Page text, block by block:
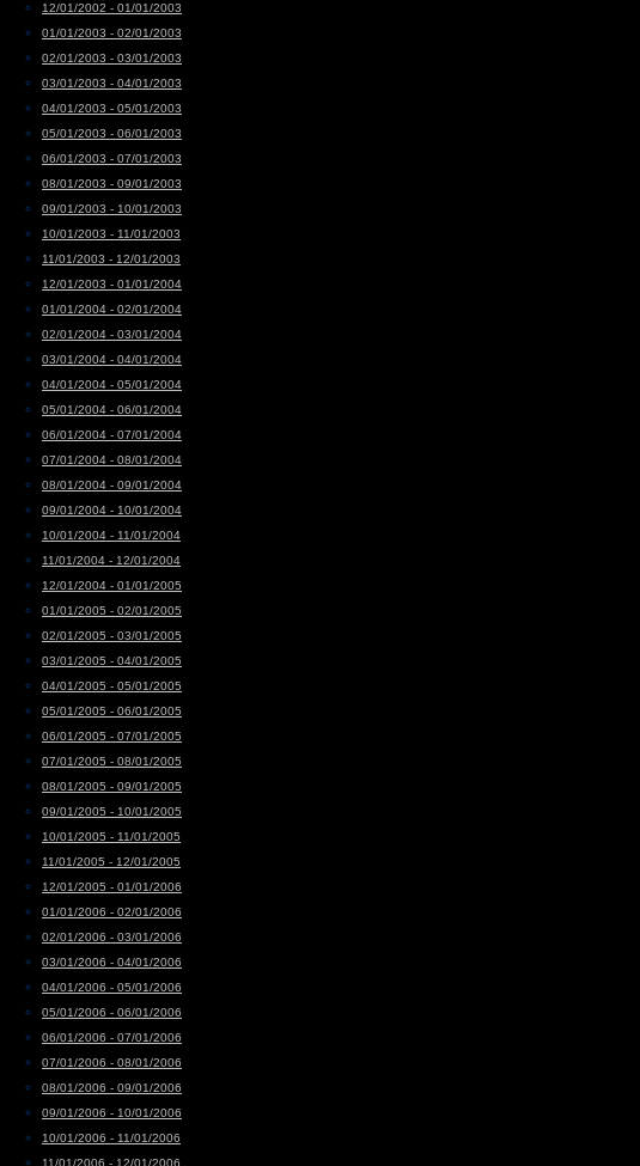
12/01/2002 - 01/01/2003
01/01/2003 - 02/01/2003
02/01/2003 - 03/01/2003
03/01/2003 - 04/01/2003
04/01/2003 - 05/01/2003
05/01/2003 - 06/01/2003
06/01/2003 - 07/01/2003
08/01/2003 - 09/01/2003
09/01/2003 - 10/01/2003
10/01/2003 - 11/01/2003
11/01/2003 - 12/01/2003
12/01/2003 - 01/01/2004
01/01/2004 - 02/01/2004
02/01/2004 - 03/01/2004
03/01/2004 - 04/01/2004
04/01/2004 - 05/01/2004
05/01/2004 - 06/01/2004
06/01/2004 - 07/01/2004
07/01/2004 - 08/01/2004
08/01/2004 - 09/01/2004
09/01/2004 - 10/01/2004
10/01/2004 - 11/01/2004
11/01/2004 - 12/01/2004
12/01/2004 - 01/01/2005
01/01/2005 - 02/01/2005
02/01/2005 - 03/01/2005
03/01/2005 - 04/01/2005
04/01/2005 - 05/01/2005
05/01/2005 - 06/01/2005
06/01/2005 - 07/01/2005
07/01/2005 - 08/01/2005
08/01/2005 - 09/01/2005
09/01/2005 - 10/01/2005
10/01/2005 - 11/01/2005
11/01/2005 - 12/01/2005
12/01/2005 - 01/01/2006
01/01/2006 - 02/01/2006
02/01/2006 - 03/01/2006
03/01/2006 - 04/01/2006
04/01/2006 - 05/01/2006
05/01/2006 - 06/01/2006
06/01/2006 - 07/01/2006
07/01/2006 - 08/01/2006
08/01/2006 - 09/01/2006
09/01/2006 - 10/01/2006
10/01/2006 - 11/01/2006
11/01/2006 - 12/01/2006